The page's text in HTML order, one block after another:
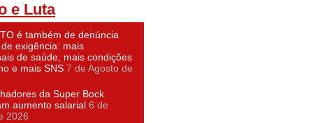
e Luta
é também de denúncia
exigência: mais
de saúde, mais condições
e mais SNS 7 de Agosto de
da Super Bock
aumento salarial 6 de
2026